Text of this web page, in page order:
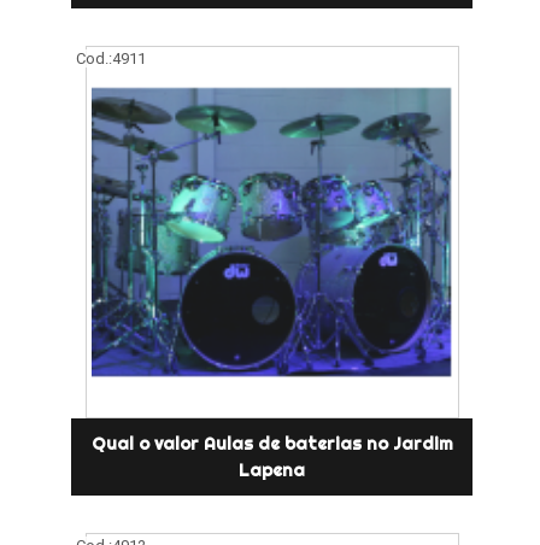
Cod.:4911
Qual o valor Aulas de baterias no Jardim
Lapena